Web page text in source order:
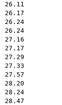
26.11
26.17
26.24
26.24
27.16
27.17
27.29
27.33
27.57
28.20
28.24
28.47